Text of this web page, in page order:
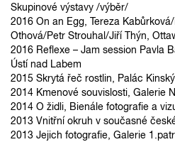
Skupinové výstavy /výběr/
2016 On an Egg, Tereza
Othová/Petr Strouhal/Jiří Thýn,
2016 Reflexe – Jam session Pavla
Ústí nad Labem
2015 Skrytá řeč rostlin, Palác
2014 Kmenové souvislosti, Galerie
2014 O židli, Bienále fotografie a
2013 Vnitřní okruh v současné
2013 Jejich fotografie, Galerie